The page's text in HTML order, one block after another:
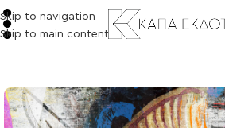
Skip to navigation
Skip to main content